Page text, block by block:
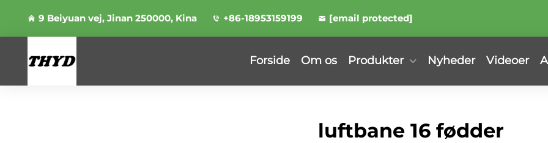
9 Beiyuan vej, Jinan 250000, Kina +86-18953159199 [email protected]
Forside Om os Produkter Nyheder Videoer
luftbane 16 fødder